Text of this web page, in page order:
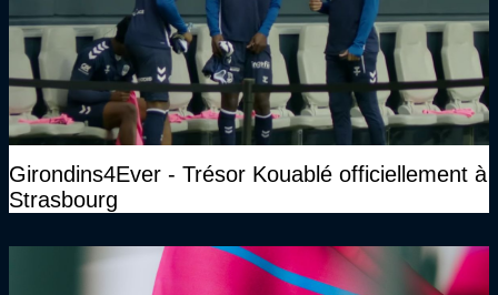
Girondins4Ever - Trésor Kouablé officiellement à
Strasbourg